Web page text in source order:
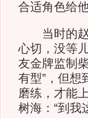
合适角色给
当时的赵
心切，没等
友金牌监制
有型”，但想
磨练，才能
树海：“到我